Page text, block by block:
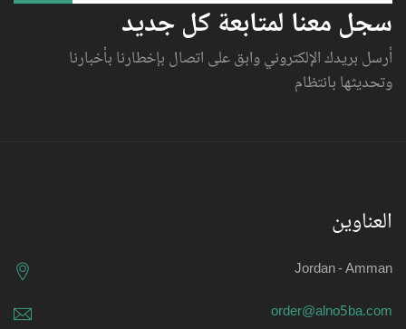
سجل معنا لمتابعة كل جديد
أرسل بريدك الإلكتروني وابق على اتصال بإخطارنا بأخبارنا
وتحديثها بانتظام
العناوين
Jordan - Amman
order@alno5ba.com